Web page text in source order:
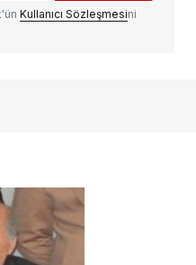
kullanılması için
ve site adresim bu
Kullanıcı Sözleşmesini